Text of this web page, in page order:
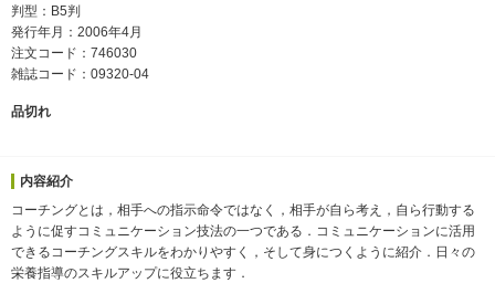
判型：B5判
発行年月：2006年4月
注文コード：746030
雑誌コード：09320-04
品切れ
内容紹介
コーチングとは，相手への指示命令ではなく，相手が自ら考え，自ら行動する
ように促すコミュニケーション技法の一つである．コミュニケーションに活用
できるコーチングスキルをわかりやすく，そして身につくように紹介．日々の
栄養指導のスキルアップに役立ちます．